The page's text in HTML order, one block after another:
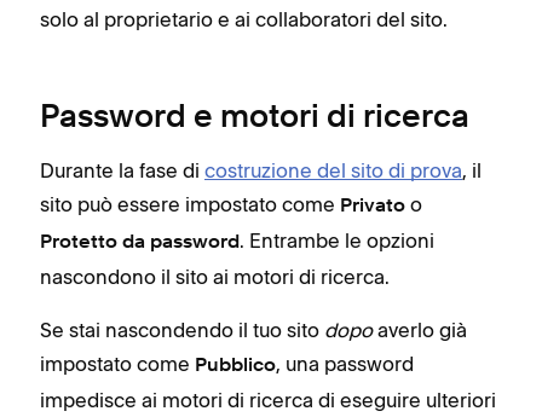
solo al proprietario e ai collaboratori del sito.
Password e motori di ricerca
Durante la fase di costruzione del sito di prova, il
sito può essere impostato come Privato o
Protetto da password. Entrambe le opzioni
nascondono il sito ai motori di ricerca.
Se stai nascondendo il tuo sito dopoaverlo già
impostato come Pubblico, una password
impedisce ai motori di ricerca di eseguire ulteriori